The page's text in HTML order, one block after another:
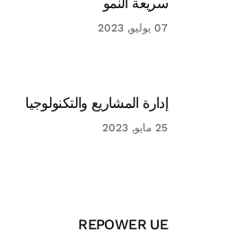
07 يوليو, 2023
إدارة المشاريع والتكنولوجيا
25 مايو, 2023
REPOWER UE